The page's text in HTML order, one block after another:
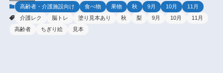
高齢者・介護施設向け 食べ物 果物 秋 9月 10月
11月
介護レク
脳トレ 塗り見本あり 秋 梨 9月 10月
11月
高齢者
ちぎり絵 見本